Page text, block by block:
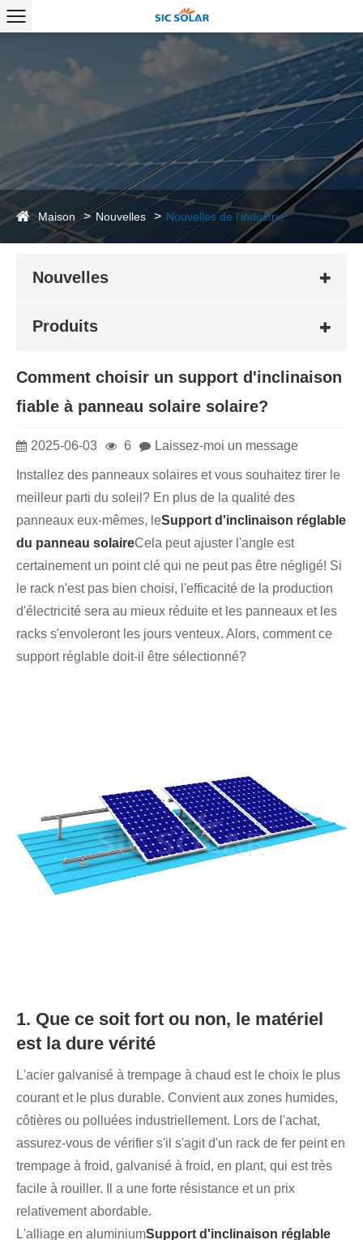
Maison Nouvelles Nouvelles de l'industrie
Nouvelles
Produits
Comment choisir un support d'inclinaison
fiable à panneau solaire solaire?
2025-06-03 6 Laissez-moi un message
Installez des panneaux solaires et vous souhaitez tirer le
meilleur parti du soleil? En plus de la qualité des
panneaux eux-mêmes, leSupport d'inclinaison réglable
du panneau solaireCela peut ajuster l'angle est
certainement un point clé qui ne peut pas être négligé! Si
le rack n'est pas bien choisi, l'efficacité de la production
d'électricité sera au mieux réduite et les panneaux et les
racks s'envoleront les jours venteux. Alors, comment ce
support réglable doit-il être sélectionné?
1. Que ce soit fort ou non, le matériel
est la dure vérité
L'acier galvanisé à trempage à chaud est le choix le plus
courant et le plus durable. Convient aux zones humides,
côtières ou polluées industriellement. Lors de l'achat,
assurez-vous de vérifier s'il s'agit d'un rack de fer peint en
trempage à froid, galvanisé à froid, en plant, qui est très
facile à rouiller. Il a une forte résistance et un prix
relativement abordable.
L'alliage en aluminiumSupport d'inclinaison réglable